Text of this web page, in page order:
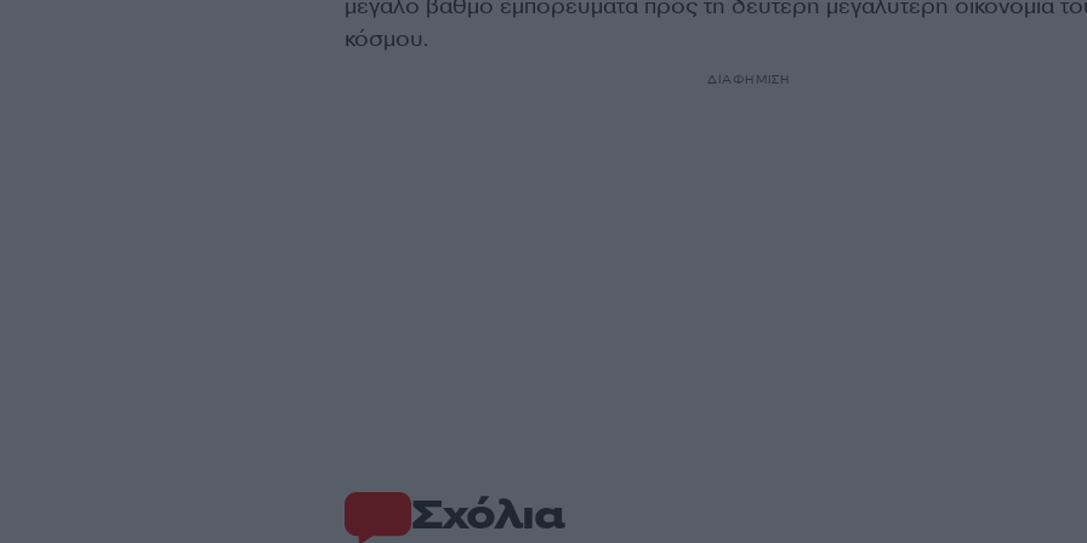
μεγάλο βαθμό εμπορεύματα προς τη δεύτερη μεγαλύτερη οικονομία
κόσμου.
ΔΙΑΦΗΜΙΣΗ
Σχόλια